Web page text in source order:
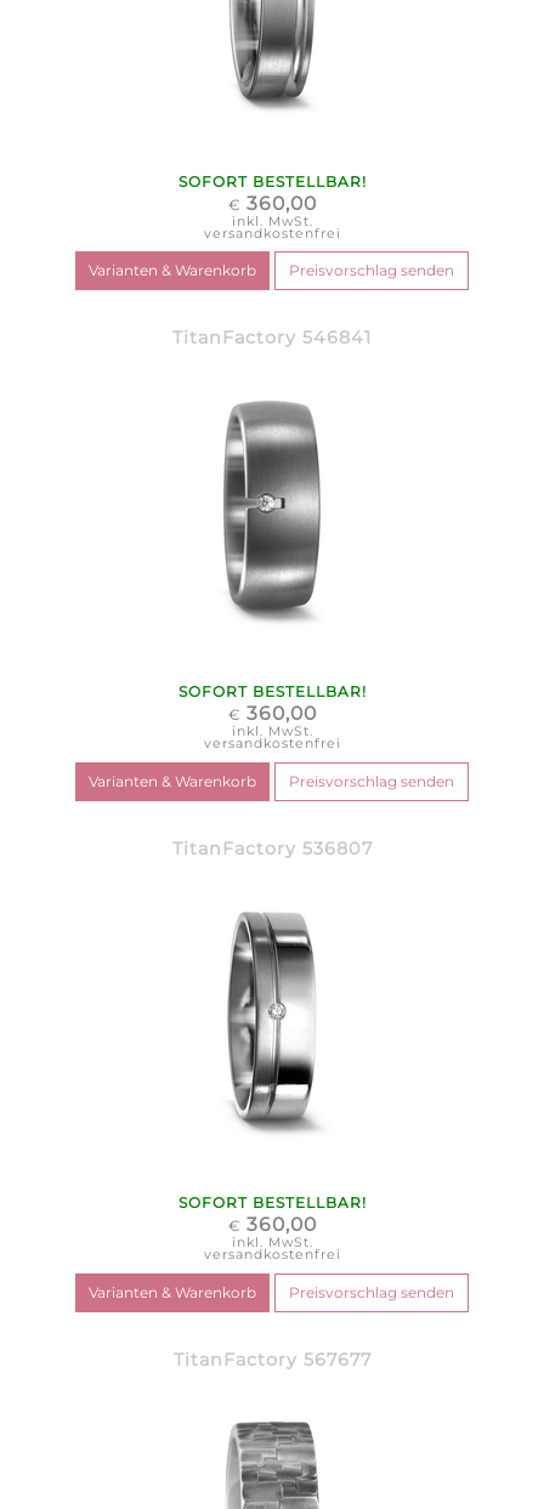
SOFORT BESTELLBAR!
€ 360,00
inkl. MwSt.
versandkostenfrei
TitanFactory 546841
SOFORT BESTELLBAR!
€ 360,00
inkl. MwSt.
versandkostenfrei
TitanFactory 536807
SOFORT BESTELLBAR!
€ 360,00
inkl. MwSt.
versandkostenfrei
TitanFactory 567677